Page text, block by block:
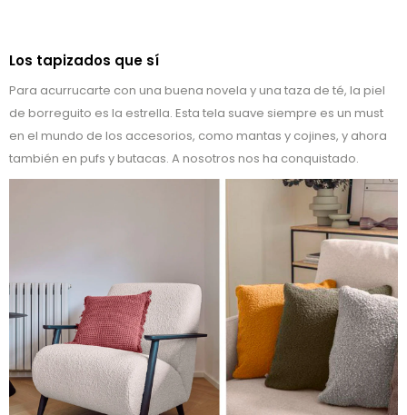
Los tapizados que sí
Para acurrucarte con una buena novela y una taza de té, la piel
de borreguito es la estrella. Esta tela suave siempre es un must
en el mundo de los accesorios, como mantas y cojines, y ahora
también en pufs y butacas. A nosotros nos ha conquistado.